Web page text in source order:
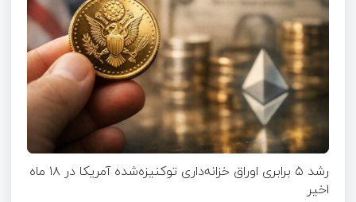
رشد ۵ برابری اوراق خزانه‌داری توکنیزه‌شده آمریکا در ۱۸ ماه
اخیر